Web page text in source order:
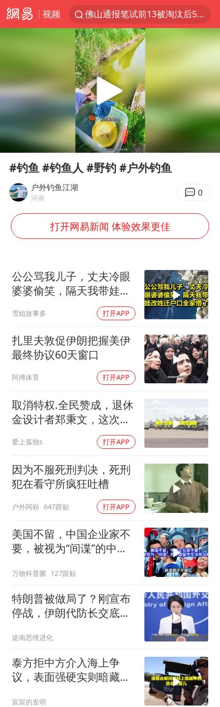
视频
佛山通报笔试前13被淘汰后5名进体检
“秋天的第一杯奶茶”又刷屏
台风“白海豚”体型变大！环流面积接近13个浙江那么大
汪峰阻止14岁女儿买大牌
东航新规：提前14天可免费退改签
陕西省委书记赶赴柞水县杏坪镇
国防部回应日本试射“战斧”导弹
中国女篮热身赛7日将战尼日利亚
台风灿鸿未来对中国无影响
东方之约 相约未来
Play
00:00
#钓鱼 #钓鱼人 #野钓 #户外钓鱼
户外钓鱼江湖
河南 0
打开网易新闻 体验效果更佳
公公骂我儿子，丈夫冷眼
婆婆偷笑，隔天我带娃改
姓迁户口全家懵了！
雪姐故事多 打开APP
扎里夫敦促伊朗把握美伊
最终协议60天窗口
阿搏体育 打开APP
取消特权.全民赞成，退休
金设计者郑秉文，这次站
爱上孤独s 打开APP
因为不服死刑判决，死刑
犯在看守所疯狂吐槽
户外阿崭 647跟贴 打开APP
美国不留，中国企业家不
要，被视为“间谍”的中国
万物科普菌 127跟贴
特朗普被做局了？刚宣布
停战，伊朗代防长交底，
途南思维进化
泰方拒中方介入海上争
议，表面强硬实则暗藏玄
宸宸的发明